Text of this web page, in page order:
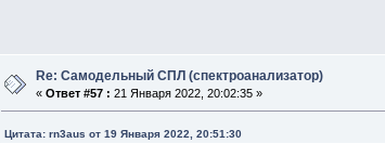
Re: Самодельный СПЛ (спектроанализатор)
«Ответ #57 : 21 Января 2022, 20:02:35 »
Цитата: rn3aus от 19 Января 2022, 20:51:30